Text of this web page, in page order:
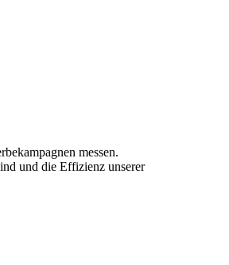
messen.
und die Effizienz unserer